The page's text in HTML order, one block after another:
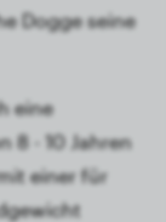
Dogge seine
eine
8 - 10 Jahren
einer für